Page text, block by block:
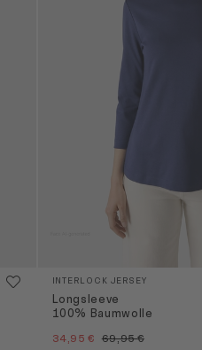
INTERLOCK JERSEY
Longsleeve
100% Baumwolle
34,95 € 69,95 €